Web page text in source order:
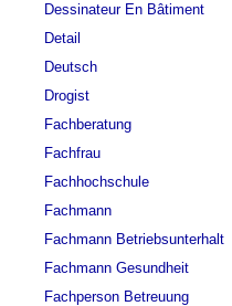
Dessinateur En Bâtiment
Detail
Deutsch
Drogist
Fachberatung
Fachfrau
Fachhochschule
Fachmann
Fachmann Betriebsunterhalt
Fachmann Gesundheit
Fachperson Betreuung